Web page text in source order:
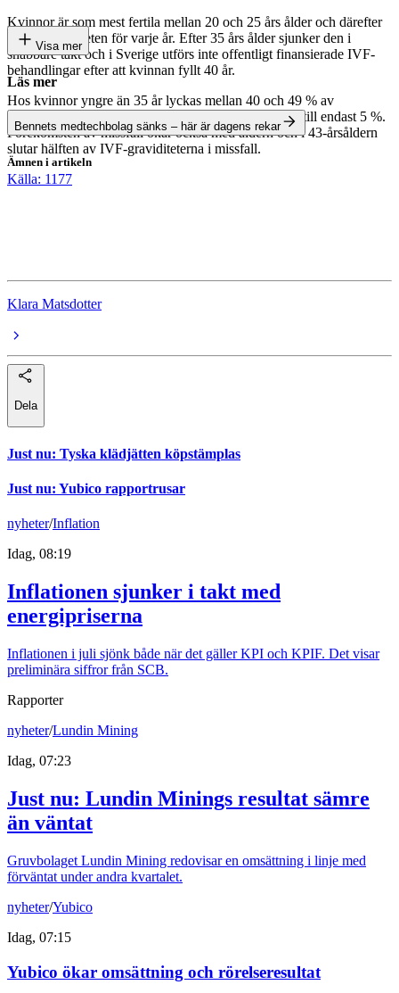
Kvinnor är som mest fertila mellan 20 och 25 års ålder och därefter
sjunker fertiliteten för varje år. Efter 35 års ålder sjunker den i
snabbare takt och i Sverige utförs inte offentligt finansierade IVF-
behandlingar efter att kvinnan fyllt 40 år.
Hos kvinnor yngre än 35 år lyckas mellan 40 och 49 % av
behandlingen, medan siffran vid 43 års ålder uppgår till endast 5 %.
Förekomsten av missfall ökar också med åldern och i 43-årsåldern
slutar hälften av IVF-graviditeterna i missfall.
Källa: 1177
Visa mer
Läs mer
Bennets medtechbolag sänks – här är dagens rekar
Ämnen i artikeln
Vitrolife
Klara Matsdotter
Dela
Just nu: Tyska klädjätten köpstämplas
Just nu: Yubico rapportrusar
nyheter/Inflation
Idag, 08:19
Inflationen sjunker i takt med
energipriserna
Inflationen i juli sjönk både när det gäller KPI och KPIF. Det visar
preliminära siffror från SCB.
Rapporter
nyheter/Lundin Mining
Idag, 07:23
Just nu: Lundin Minings resultat sämre
än väntat
Gruvbolaget Lundin Mining redovisar en omsättning i linje med
förväntat under andra kvartalet.
nyheter/Yubico
Idag, 07:15
Yubico ökar omsättning och rörelseresultat